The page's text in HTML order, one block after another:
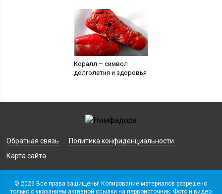
Коралл – символ
долголетия и здоровья
Обратная связь
Политика конфиденциальности
Карта сайта
© 2026 Все права защищены! Копирование материалов разрешено
только с указанием активной ссылки на первоисточник. Фото и видео